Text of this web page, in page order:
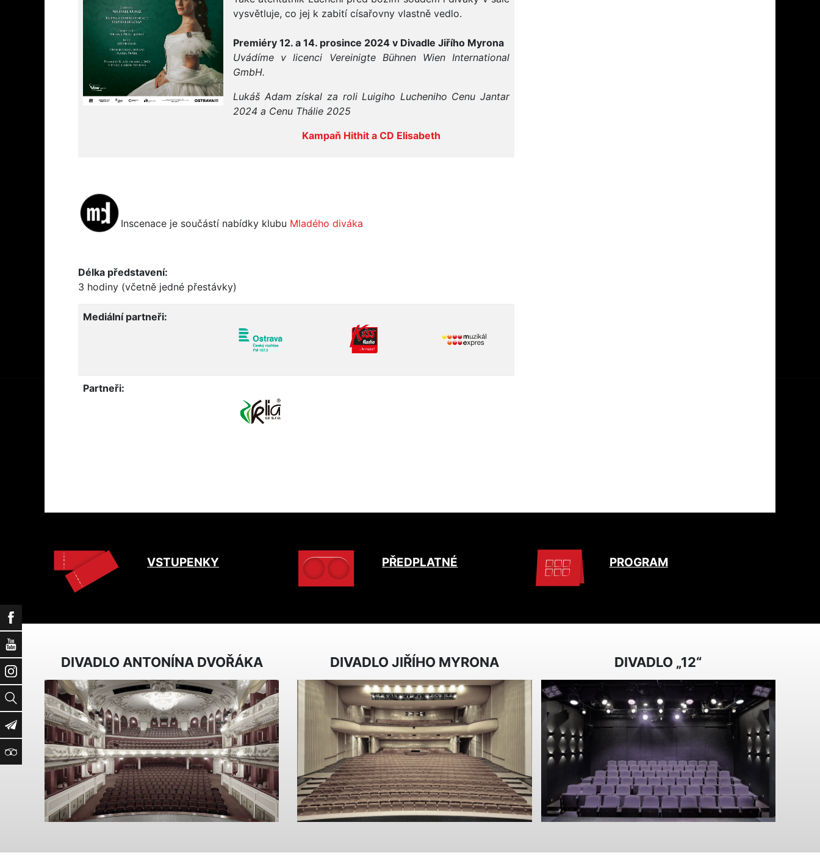
Facebook
YouTube
Instagram
Vyhledat
Newsletter
TripAdvisor
vysvětluje, co jej k zabití císařovny vlastně vedlo.
Premiéry 12. a 14. prosince 2024 v Divadle Jiřího Myrona
Uvádíme v licenci Vereinigte Bühnen Wien International
GmbH.
Lukáš Adam získal za roli Luigiho Lucheniho Cenu Jantar
2024 a Cenu Thálie 2025
Kampaň Hithit a CD Elisabeth
Inscenace je součástí nabídky klubu Mladého diváka
Délka představení:
3 hodiny (včetně jedné přestávky)
Mediální partneři:
Partneři:
VSTUPENKY PŘEDPLATNÉ PROGRAM
DIVADLO ANTONÍNA DVOŘÁKA DIVADLO JIŘÍHO MYRONA DIVADLO „12“